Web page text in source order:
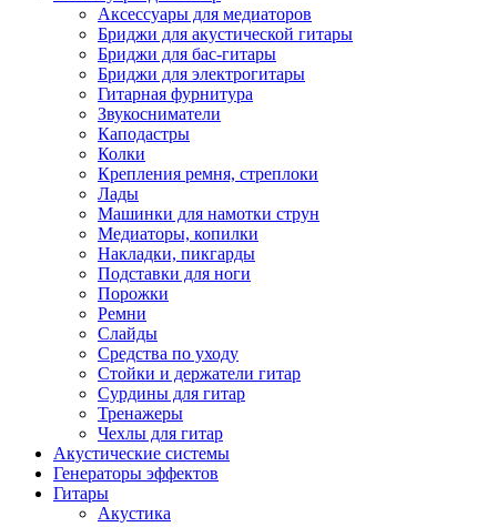
Аксессуары для медиаторов
Бриджи для акустической гитары
Бриджи для бас-гитары
Бриджи для электрогитары
Гитарная фурнитура
Звукосниматели
Каподастры
Колки
Крепления ремня, стреплоки
Лады
Машинки для намотки струн
Медиаторы, копилки
Накладки, пикгарды
Подставки для ноги
Порожки
Ремни
Слайды
Средства по уходу
Стойки и держатели гитар
Сурдины для гитар
Тренажеры
Чехлы для гитар
Акустические системы
Генераторы эффектов
Гитары
Акустика